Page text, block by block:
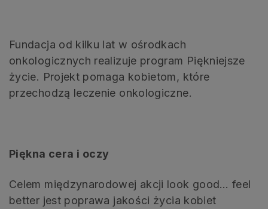
Fundacja od kilku lat w ośrodkach
onkologicznych realizuje program Piękniejsze
życie. Projekt pomaga kobietom, które
przechodzą leczenie onkologiczne.
Piękna cera i oczy
Celem międzynarodowej akcji look good… feel
better jest poprawa jakości życia kobiet